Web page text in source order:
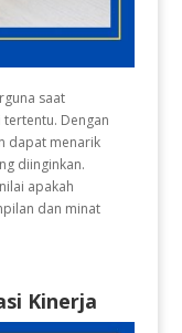
saat
Dengan
dapat menarik
diinginkan.
apakah
dan minat
Kinerja